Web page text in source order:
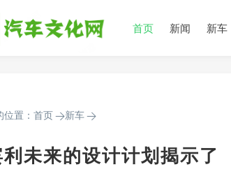
首页 新闻 新车
位置： 首页>新车>
利未来的设计计划揭示了